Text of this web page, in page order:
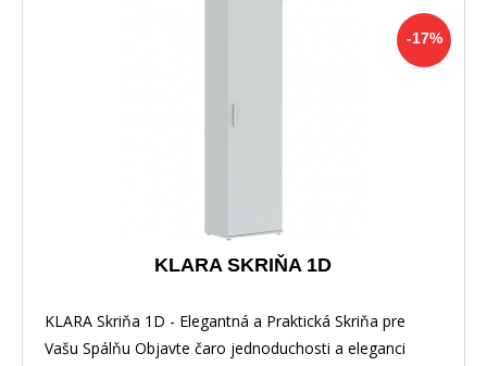
-17%
KLARA SKRIŇA 1D
KLARA Skriňa 1D - Elegantná a Praktická Skriňa pre
Vašu Spálňu Objavte čaro jednoduchosti a eleganci